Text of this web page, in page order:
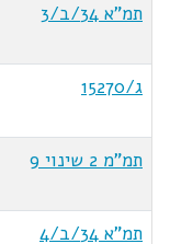
תמ"א 34/ב/3
ג/15270
תמ"מ 2 שינוי 9
תמ"א 34/ב/4